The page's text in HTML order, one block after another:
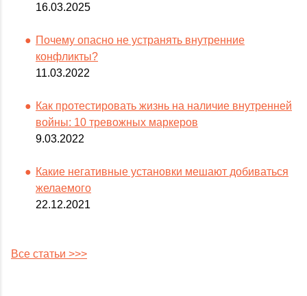
16.03.2025
Почему опасно не устранять внутренние
конфликты?
11.03.2022
Как протестировать жизнь на наличие внутренней
войны: 10 тревожных маркеров
9.03.2022
Какие негативные установки мешают добиваться
желаемого
22.12.2021
Все статьи >>>